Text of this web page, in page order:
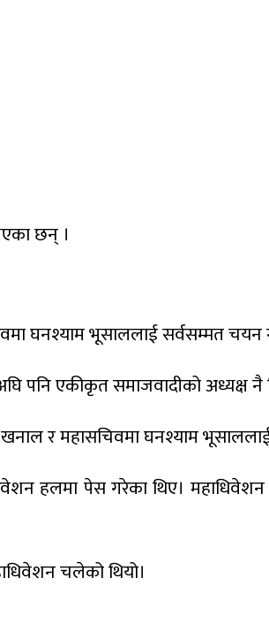
छन् ।
घनश्याम भूसाललाई सर्वसम्मत चयन
पनि एकीकृत समाजवादीको अध्यक्ष नै
र महासचिवमा घनश्याम
हलमा पेस गरेका थिए।
चलेको थियो।